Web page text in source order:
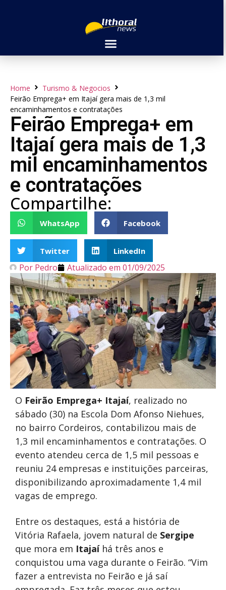
Home
Turismo & Negocios
Feirão Emprega+ em Itajaí gera mais de 1,3 mil
encaminhamentos e contratações
Feirão Emprega+ em
Itajaí gera mais de 1,3
mil encaminhamentos
e contratações
Compartilhe:
WhatsApp Facebook
Twitter LinkedIn
Por Pedro Atualizado em 01/09/2025
O Feirão Emprega+ Itajaí, realizado no
sábado (30) na Escola Dom Afonso Niehues,
no bairro Cordeiros, contabilizou mais de
1,3 mil encaminhamentos e contratações. O
evento atendeu cerca de 1,5 mil pessoas e
reuniu 24 empresas e instituições parceiras,
disponibilizando aproximadamente 1,4 mil
vagas de emprego.
Entre os destaques, está a história de
Vitória Rafaela, jovem natural de Sergipe
que mora em Itajaíhá três anos e
conquistou uma vaga durante o Feirão. “Vim
fazer a entrevista no Feirão e já saí